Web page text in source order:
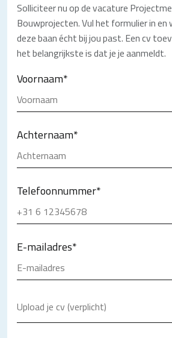
Solliciteer nu op de vacature
Bouwprojecten. Vul het formulier in en
deze baan écht bij jou past. Een cv
het belangrijkste is dat je je aanmeldt.
Voornaam*
Achternaam*
Telefoonnummer*
E-mailadres*
Upload je cv (verplicht)